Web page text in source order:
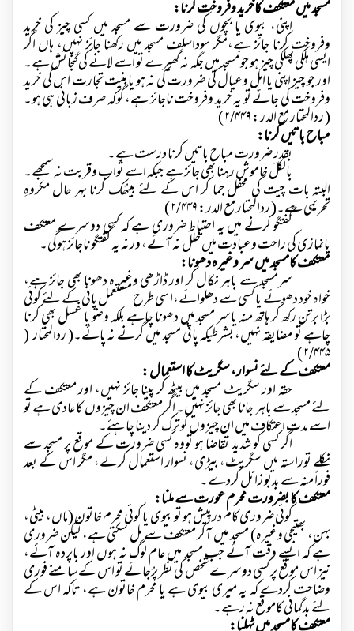
مسجد میں معتکف کاخرید وفروخت کرنا:
اپنی، بیوی یا بچوں کی ضرورت سے مسجد میں کسی چیز کی خرید
وفروخت کرنا جائز ہے،مگر سوداسلف مسجد میں رکھنا جائز نہیں، ہاں اگر
ایسی ہلکی پھلکی چیز ہو جو مسجد میں جگہ نہ گھیرے تو اسے لانے کی گنجائش ہے۔
اور جو چیز اپنی یا اہل وعیال کی ضرورت کی نہ ہو یابنیت تجارت اس کی خرید
وفروخت کی جائے تو یہ خرید وفروخت ناجائز ہے، گوکہ صرف زبانی ہی ہو۔
( ردالمحتار مع الدر :۲/۴۴۹ )
مباح باتیں کرنا:
بقدر ِضرورت مباح باتیں کرنا درست ہے۔
بالکل خاموش رہنا بھی جائز ہے جبکہ اسے ثواب وقربت نہ سمجھے۔
البتہ بات چیت کی محفل جما کر اس کے لئے بیٹھک کرنا بہر حال مکروہِ
تحریمی ہے۔( ردالمحتار مع الدر :۲/۴۴۹ )
گفتگو کرنے میں یہ احتیاط ضروری ہے کہ کسی دوسرے معتکف
یانمازی کی راحت وعبادت میں خلل نہ آئے، ورنہ یہ گفتگو ناجائز ہوگی۔
معتکف کامسجد میں سر وغیرہ دھونا:
سرمسجد سے باہر نکال کر اور ڈاڑھی وغیر ہ دھونا بھی جائز ہے،
خواہ خود دھوئے یا کسی سے دھلوائے،ا سی طرح مستعمل پانی کے لئے کوئی
بڑا برتن رکھ کر ہاتھ منہ یاسر مسجد میں دھونا چاہے بلکہ وضو یا غسل بھی کرنا
چاہے تو مضایقہ نہیں، بشرطیکہ پانی مسجد میں گرنے نہ پائے۔( ردالمحتار (
۲/۴۴۵ )
معتکف کے لئے نسوار، سگریٹ کا استعمال :
حقہ اور سگریٹ مسجد میں بیٹھ کر پینا جائز نہیں، اور معتکف کے
لئے مسجد سے باہر جانا بھی جائز نہیں۔ اگر معتکف ان چیزوں کا عادی ہے تو
اسے مدت ِاعتکاف میں ان چیزوں کو ترک کر دینا چاہئے۔
اگر کسی کو شدید تقاضا ہو تووہ کسی ضرورت کے موقع پر مسجد سے
نکلے توراستہ میں سگریٹ، بیڑی، نسوار استعمال کرلے، مگر اس کے بعد
فوراً منہ سے بدبو زائل کردے۔
معتکف کا بضرورت محرم عورت سے ملنا:
کوئی ضروری کام درپیش ہو تو بیوی یا کوئی محرم خاتون (ماں، بیٹی،
بہن، بھتیجی وغیرہ) مسجد میں آکر معتکف سے مل سکتی ہے، لیکن ضروری
ہے کہ ایسے وقت آئے جب مسجد میں عام لوگ نہ ہوں اور باپردہ آئے،
نیز اس موقع پر کسی دوسرے شخص کی نظر پڑجائے تو اس کے سامنے فوری
وضاحت کردے کہ یہ میری بیوی ہے یا محرم خاتون ہے، تاکہ اس کے
لئے بدگمانی کاموقع نہ رہے۔